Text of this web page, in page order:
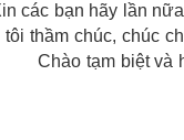
các bạn hãy lần
thầm chúc, chúc
Chào tạm biệt và